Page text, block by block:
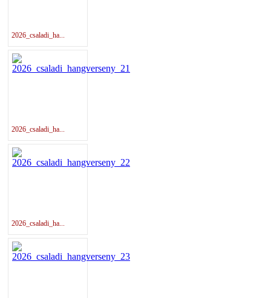
2026_csaladi_ha...
2026_csaladi_ha...
2026_csaladi_ha...